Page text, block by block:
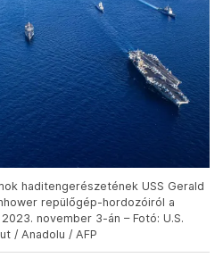
haditengerészetének USS Gerald
repülőgép-hordozóiról a
november 3-án – Fotó: U.S.
/ Anadolu / AFP